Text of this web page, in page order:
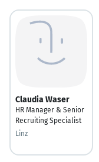
Claudia Waser
HR Manager & Senior
Recruiting Specialist
Linz